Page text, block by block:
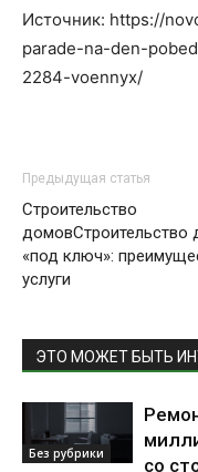
Источник: https://
parade-na-den-
2284-voennyx/
Предыдущая статья
Строительство
домовСтроительство
«под ключ»:
услуги
ЭТО МОЖЕТ БЫТЬ
Без рубрики
со